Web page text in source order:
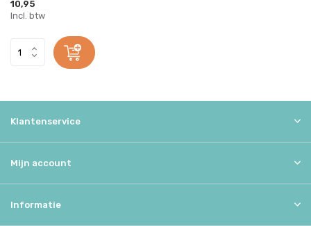
10,95
Incl. btw
Klantenservice
Mijn account
Informatie